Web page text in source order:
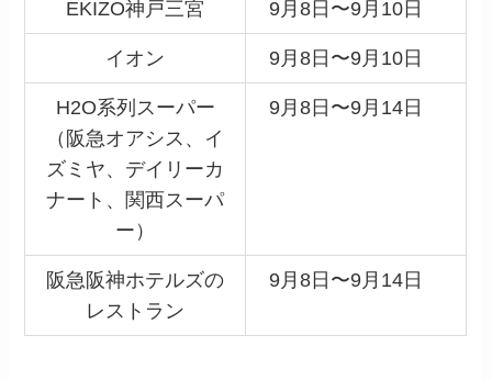
EKIZO神戸三宮 9月8日〜9月10日
イオン 9月8日〜9月10日
H2O系列スーパー
（阪急オアシス、イ
ズミヤ、デイリーカ
ナート、関西スーパ
ー）
9月8日〜9月14日
阪急阪神ホテルズの
レストラン
9月8日〜9月14日